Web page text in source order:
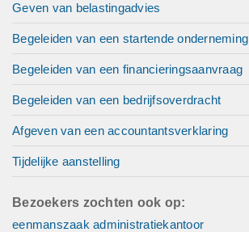
Geven van belastingadvies
Begeleiden van een startende onderneming
Begeleiden van een financieringsaanvraag
Begeleiden van een bedrijfsoverdracht
Afgeven van een accountantsverklaring
Tijdelijke aanstelling
Bezoekers zochten ook op:
eenmanszaak administratiekantoor